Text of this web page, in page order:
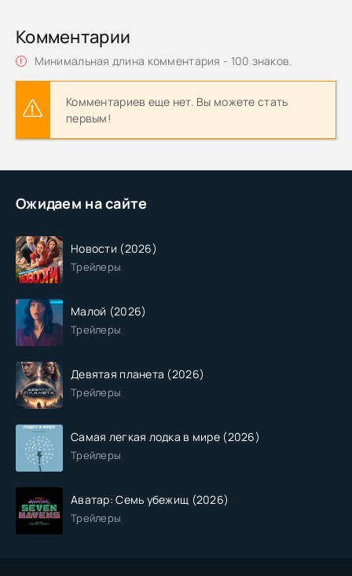
Ожидаем на сайте
Новости (2026)
Трейлеры
Малой (2026)
Трейлеры
Девятая планета (2026)
Трейлеры
Самая легкая лодка в мире (2026)
Трейлеры
Аватар: Семь убежищ (2026)
Трейлеры
Комментарии
Минимальная длина комментария - 100 знаков.
Комментариев еще нет. Вы можете стать
первым!